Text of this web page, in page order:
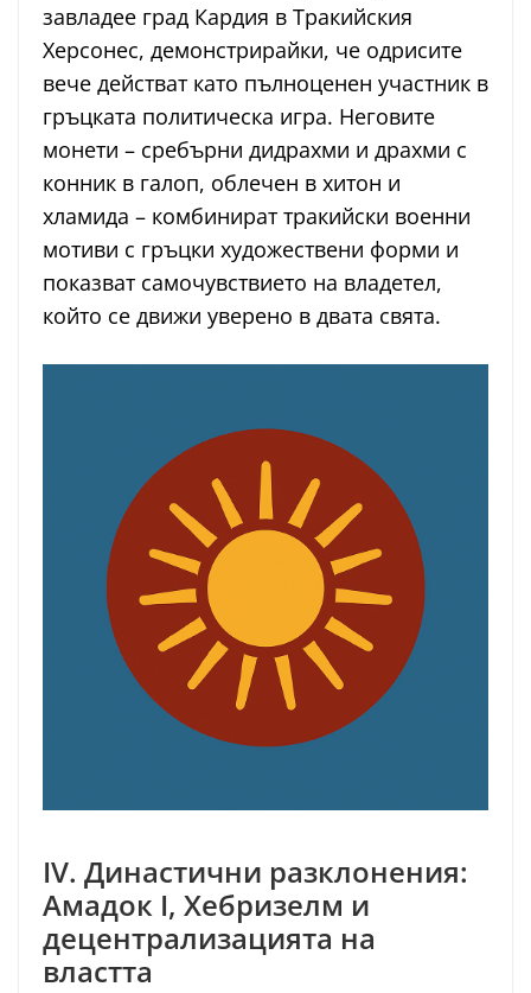
завладее град Кардия в Тракийския
Херсонес, демонстрирайки, че одрисите
вече действат като пълноценен участник в
гръцката политическа игра. Неговите
монети – сребърни дидрахми и драхми с
конник в галоп, облечен в хитон и
хламида – комбинират тракийски военни
мотиви с гръцки художествени форми и
показват самочувствието на владетел,
който се движи уверено в двата свята.
IV. Династични разклонения:
Амадок I, Хебризелм и
децентрализацията на
властта